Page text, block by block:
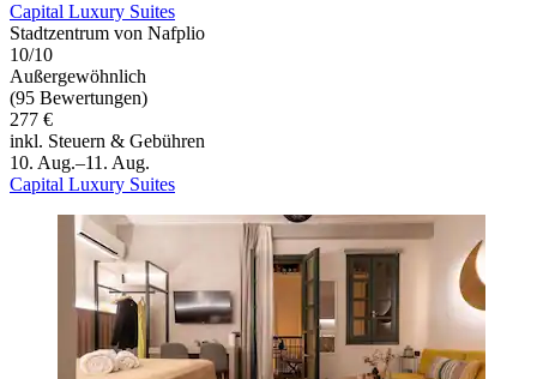
Capital Luxury Suites
Stadtzentrum von Nafplio
10/10
Außergewöhnlich
(95 Bewertungen)
277 €
inkl. Steuern & Gebühren
10. Aug.–11. Aug.
Capital Luxury Suites